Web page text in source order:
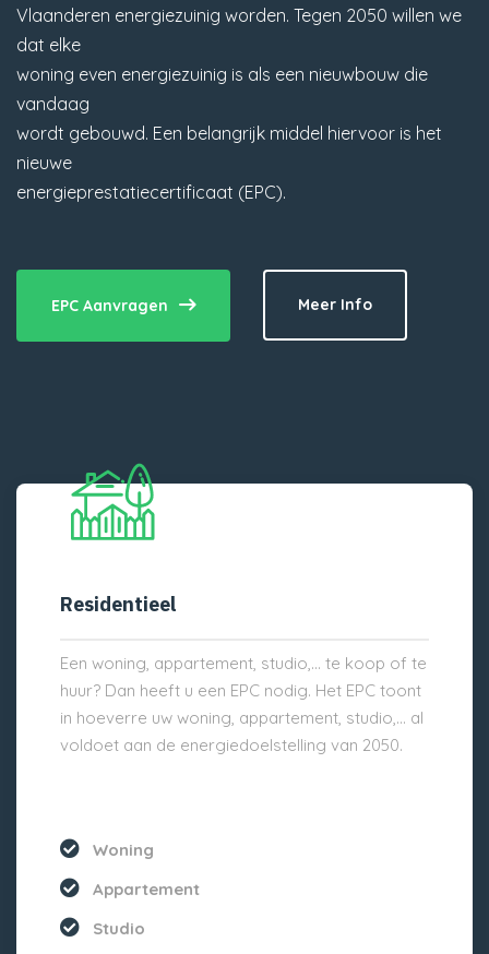
Vlaanderen energiezuinig worden. Tegen 2050 willen we
dat elke
woning even energiezuinig is als een nieuwbouw die
vandaag
wordt gebouwd. Een belangrijk middel hiervoor is het
nieuwe
energieprestatiecertificaat (EPC).
EPC Aanvragen Meer Info
Residentieel
Een woning, appartement, studio,… te koop of te
huur? Dan heeft u een EPC nodig. Het EPC toont
in hoeverre uw woning, appartement, studio,… al
voldoet aan de energiedoelstelling van 2050.
Woning
Appartement
Studio